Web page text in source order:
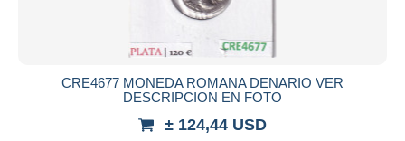
CRE4677 MONEDA ROMANA DENARIO VER
DESCRIPCION EN FOTO
± 124,44 USD